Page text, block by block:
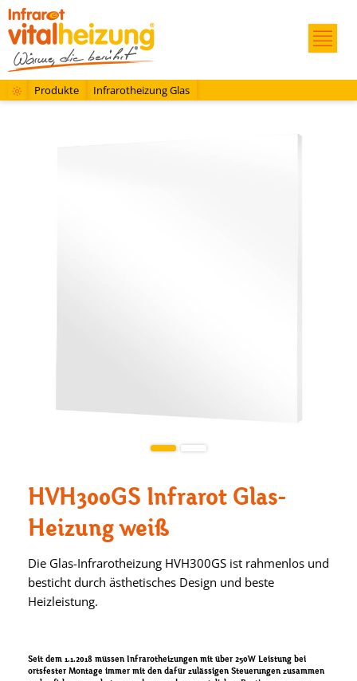
Produkte
Infrarotheizung Glas
HVH300GS Infrarot Glas-
Heizung weiß
Die Glas-Infrarotheizung HVH300GS ist rahmenlos und
besticht durch ästhetisches Design und beste
Heizleistung.
Seit dem 1.1.2018 müssen Infrarotheizungen mit über 250W Leistung bei
ortsfester Montage immer mit den dafür zulässigen Steuerungen zusammen